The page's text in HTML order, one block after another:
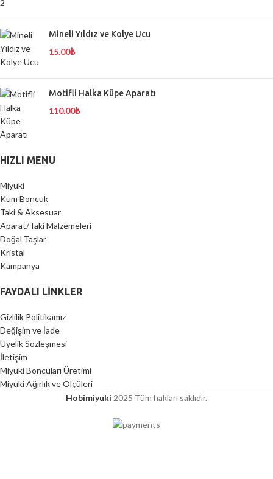
Mineli Yıldız ve Kolye Ucu
15.00₺
Motifli Halka Küpe Aparatı
110.00₺
HIZLI MENU
Miyuki
Kum Boncuk
Taki & Aksesuar
Aparat/Taki Malzemeleri
Doğal Taşlar
Kristal
Kampanya
FAYDALI LİNKLER
Gizlilik Politikamız
Değişim ve İade
Üyelik Sözleşmesi
İletişim
Miyuki Boncuları Üretimi
Miyuki Ağırlık ve Ölçüleri
Hobimiyuki 2025 Tüm hakları saklıdır.